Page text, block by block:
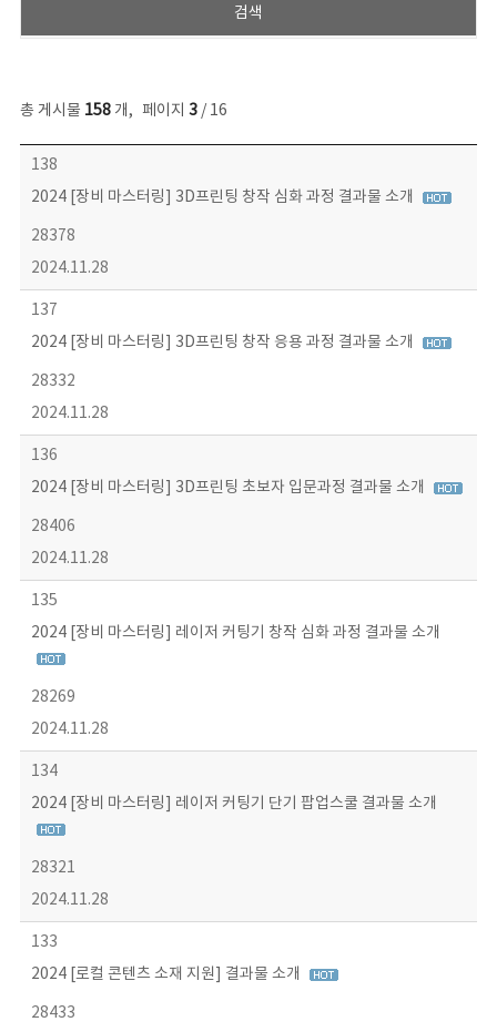
총 게시물 158개, 페이지 3/ 16
콘텐츠이슈 목록 - 번호, 제목, 작성자, 파일, 조회수, 작성일 정보 제공
138
2024 [장비 마스터링] 3D프린팅 창작 심화 과정 결과물 소개
28378
2024.11.28
137
2024 [장비 마스터링] 3D프린팅 창작 응용 과정 결과물 소개
28332
2024.11.28
136
2024 [장비 마스터링] 3D프린팅 초보자 입문과정 결과물 소개
28406
2024.11.28
135
2024 [장비 마스터링] 레이저 커팅기 창작 심화 과정 결과물 소개
28269
2024.11.28
134
2024 [장비 마스터링] 레이저 커팅기 단기 팝업스쿨 결과물 소개
28321
2024.11.28
133
2024 [로컬 콘텐츠 소재 지원] 결과물 소개
28433